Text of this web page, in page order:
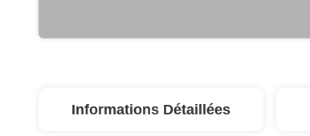
Informations Détaillées